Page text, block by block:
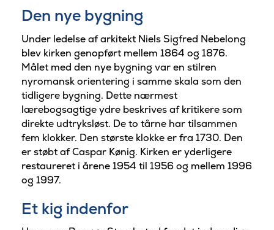
Den nye bygning
Under ledelse af arkitekt Niels Sigfred Nebelong
blev kirken genopført mellem 1864 og 1876.
Målet med den nye bygning var en stilren
nyromansk orientering i samme skala som den
tidligere bygning. Dette nærmest
lærebogsagtige ydre beskrives af kritikere som
direkte udtryksløst. De to tårne har tilsammen
fem klokker. Den største klokke er fra 1730. Den
er støbt af Caspar Kønig. Kirken er yderligere
restaureret i årene 1954 til 1956 og mellem 1996
og 1997.
Et kig indenfor